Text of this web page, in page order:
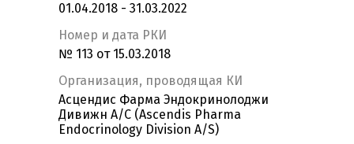
01.04.2018 - 31.03.2022
Номер и дата РКИ
№ 113 от 15.03.2018
Организация, проводящая КИ
Асцендис Фарма Эндокринолоджи
Дивижн А/С (Ascendis Pharma
Endocrinology Division A/S)